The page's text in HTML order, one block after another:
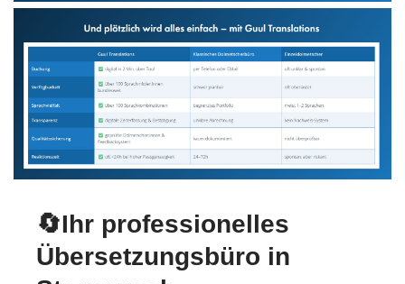
🔄Ihr professionelles
Übersetzungsbüro in